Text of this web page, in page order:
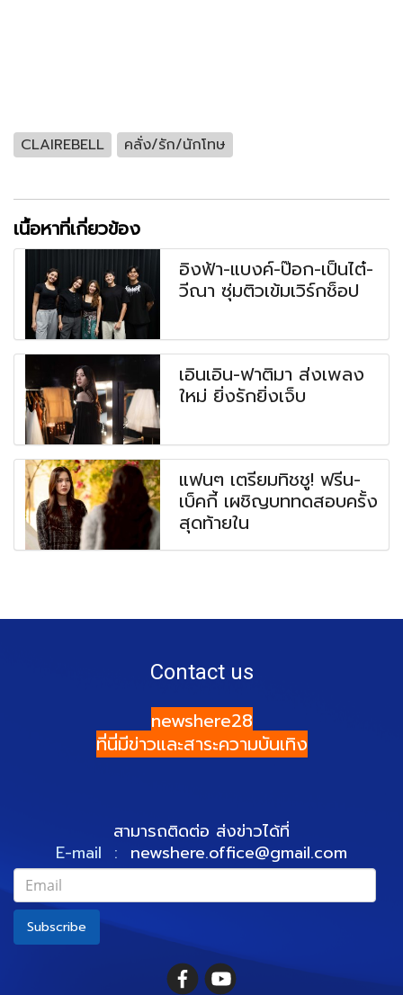
CLAIREBELL คลั่ง/รัก/นักโทษ
เนื้อหาที่เกี่ยวข้อง
อิงฟ้า-แบงค์-ป๊อก-เป็นไต๋-
วีณา ซุ่มติวเข้มเวิร์กช็อป
เอินเอิน-ฟาติมา ส่งเพลง
ใหม่ ยิ่งรักยิ่งเจ็บ
แฟนๆ เตรียมทิชชู! ฟรีน-
เบ็คกี้ เผชิญบททดสอบครั้ง
สุดท้ายใน
Contact us
newshere28
ที่นี่มีข่าวและสาระความบันเทิง
สามารถติดต่อ ส่งข่าวได้ที่
E-mail : newshere.office@gmail.com
Subscribe